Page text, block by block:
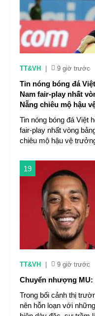
TT&VH 9 giờ trước
Tin nóng bóng đá
Nam fair-play nhất
Nẵng chiêu mộ hậu
Tin nóng bóng đá Việt
fair-play nhất vòng
chiêu mộ hậu vệ
19
TT&VH 9 giờ trước
Chuyển nhượng MU:
Trong bối cảnh thị
nên hỗn loạn với